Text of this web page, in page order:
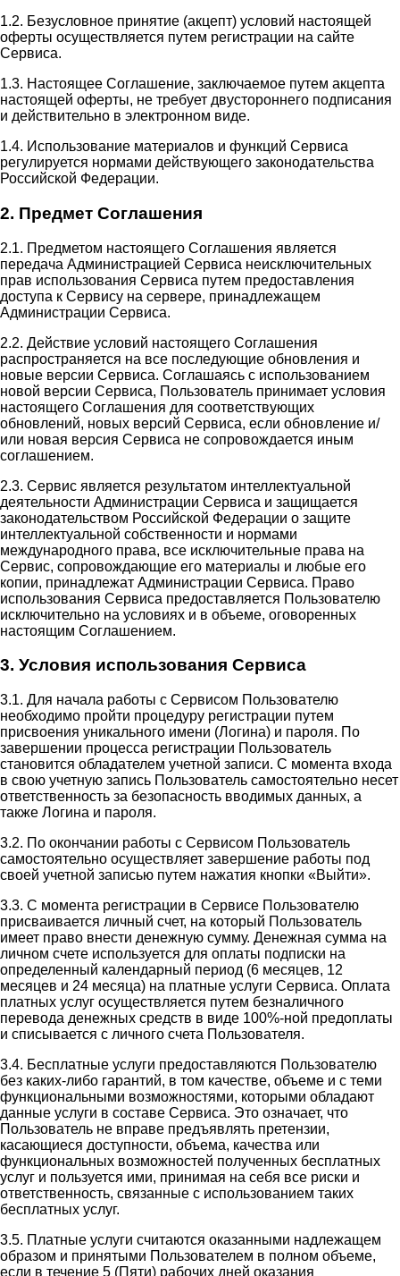
1.2. Безусловное принятие (акцепт) условий настоящей
оферты осуществляется путем регистрации на сайте
Сервиса.
1.3. Настоящее Соглашение, заключаемое путем акцепта
настоящей оферты, не требует двустороннего подписания
и действительно в электронном виде.
1.4. Использование материалов и функций Сервиса
регулируется нормами действующего законодательства
Российской Федерации.
2. Предмет Соглашения
2.1. Предметом настоящего Соглашения является
передача Администрацией Сервиса неисключительных
прав использования Сервиса путем предоставления
доступа к Сервису на сервере, принадлежащем
Администрации Сервиса.
2.2. Действие условий настоящего Соглашения
распространяется на все последующие обновления и
новые версии Сервиса. Соглашаясь с использованием
новой версии Сервиса, Пользователь принимает условия
настоящего Соглашения для соответствующих
обновлений, новых версий Сервиса, если обновление и/
или новая версия Сервиса не сопровождается иным
соглашением.
2.3. Сервис является результатом интеллектуальной
деятельности Администрации Сервиса и защищается
законодательством Российской Федерации о защите
интеллектуальной собственности и нормами
международного права, все исключительные права на
Сервис, сопровождающие его материалы и любые его
копии, принадлежат Администрации Сервиса. Право
использования Сервиса предоставляется Пользователю
исключительно на условиях и в объеме, оговоренных
настоящим Соглашением.
3. Условия использования Сервиса
3.1. Для начала работы с Сервисом Пользователю
необходимо пройти процедуру регистрации путем
присвоения уникального имени (Логина) и пароля. По
завершении процесса регистрации Пользователь
становится обладателем учетной записи. С момента входа
в свою учетную запись Пользователь самостоятельно несет
ответственность за безопасность вводимых данных, а
также Логина и пароля.
3.2. По окончании работы с Сервисом Пользователь
самостоятельно осуществляет завершение работы под
своей учетной записью путем нажатия кнопки «Выйти».
3.3. С момента регистрации в Сервисе Пользователю
присваивается личный счет, на который Пользователь
имеет право внести денежную сумму. Денежная сумма на
личном счете используется для оплаты подписки на
определенный календарный период (6 месяцев, 12
месяцев и 24 месяца) на платные услуги Сервиса. Оплата
платных услуг осуществляется путем безналичного
перевода денежных средств в виде 100%-ной предоплаты
и списывается с личного счета Пользователя.
3.4. Бесплатные услуги предоставляются Пользователю
без каких-либо гарантий, в том качестве, объеме и с теми
функциональными возможностями, которыми обладают
данные услуги в составе Сервиса. Это означает, что
Пользователь не вправе предъявлять претензии,
касающиеся доступности, объема, качества или
функциональных возможностей полученных бесплатных
услуг и пользуется ими, принимая на себя все риски и
ответственность, связанные с использованием таких
бесплатных услуг.
3.5. Платные услуги считаются оказанными надлежащем
образом и принятыми Пользователем в полном объеме,
если в течение 5 (Пяти) рабочих дней оказания